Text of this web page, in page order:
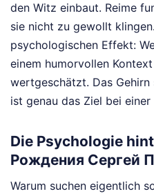
den Witz einbaut. Reime
sie nicht zu gewollt
psychologischen Effekt:
einem humorvollen
wertgeschätzt. Das
ist genau das Ziel bei
Die Psychologie
Рождения Сергей
Warum suchen eigentlich